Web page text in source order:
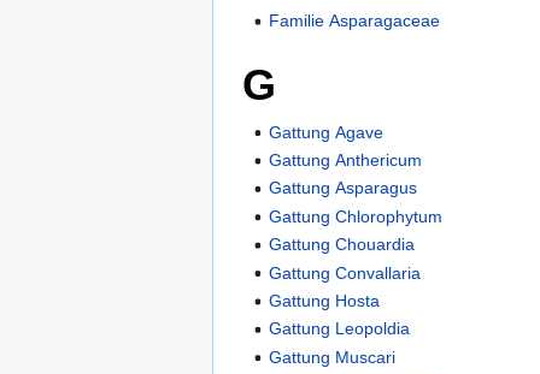
Familie Asparagaceae
G
Gattung Agave
Gattung Anthericum
Gattung Asparagus
Gattung Chlorophytum
Gattung Chouardia
Gattung Convallaria
Gattung Hosta
Gattung Leopoldia
Gattung Muscari